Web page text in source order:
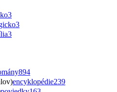
3
3
3
894
encyklopédie239